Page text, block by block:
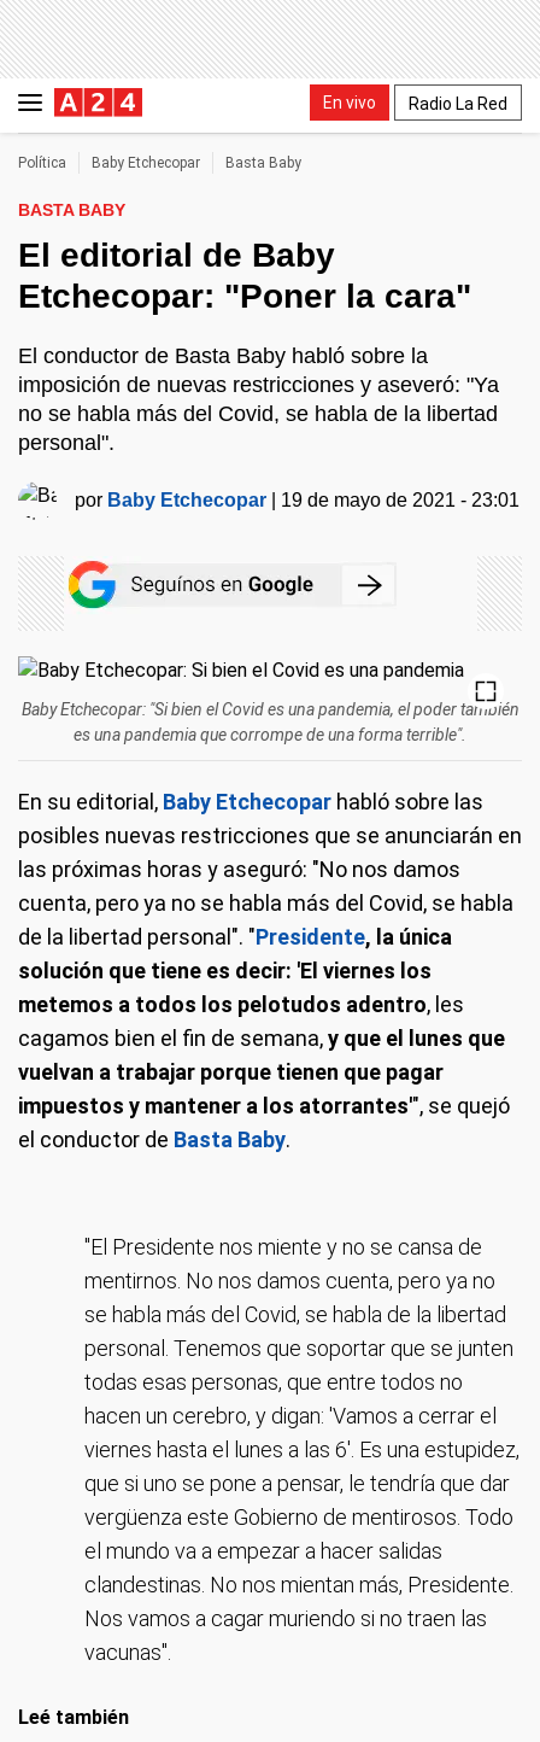
En vivo Radio La Red
Política Baby Etchecopar Basta Baby
BASTA BABY
El editorial de Baby
Etchecopar: "Poner la cara"
El conductor de Basta Baby habló sobre la
imposición de nuevas restricciones y aseveró: "Ya
no se habla más del Covid, se habla de la libertad
personal".
por Baby Etchecopar 19 de mayo de 2021 - 23:01
Baby Etchecopar: "Si bien el Covid es una pandemia, el poder también
es una pandemia que corrompe de una forma terrible".
En su editorial, Baby Etchecopar habló sobre las
posibles nuevas restricciones que se anunciarán en
las próximas horas y aseguró: "No nos damos
cuenta, pero ya no se habla más del Covid, se habla
de la libertad personal". "Presidente, la única
solución que tiene es decir: 'El viernes los
metemos a todos los pelotudos adentro, les
cagamos bien el fin de semana,y que el lunes que
vuelvan a trabajar porque tienen que pagar
impuestos y mantener a los atorrantes'", se quejó
el conductor de Basta Baby.
"El Presidente nos miente y no se cansa de
mentirnos. No nos damos cuenta, pero ya no
se habla más del Covid, se habla de la libertad
personal. Tenemos que soportar que se junten
todas esas personas, que entre todos no
hacen un cerebro, y digan: 'Vamos a cerrar el
viernes hasta el lunes a las 6'. Es una estupidez,
que si uno se pone a pensar, le tendría que dar
vergüenza este Gobierno de mentirosos. Todo
el mundo va a empezar a hacer salidas
clandestinas. No nos mientan más, Presidente.
Nos vamos a cagar muriendo si no traen las
vacunas".
Leé también